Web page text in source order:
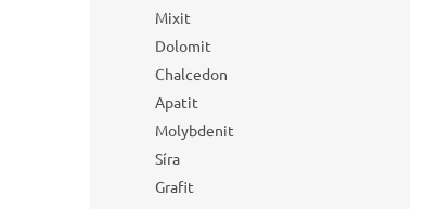
Mixit
Dolomit
Chalcedon
Apatit
Molybdenit
Síra
Grafit